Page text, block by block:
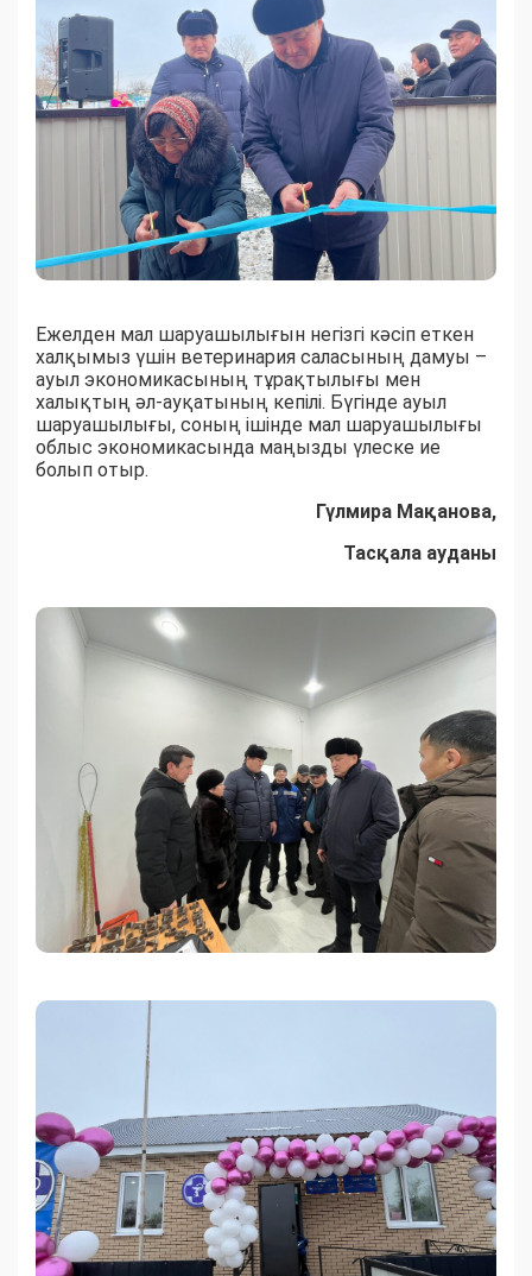
Ежелден мал шаруашылығын негізгі кәсіп еткен
халқымыз үшін ветеринария саласының дамуы –
ауыл экономикасының тұрақтылығы мен
халықтың әл-ауқатының кепілі. Бүгінде ауыл
шаруашылығы, соның ішінде мал шаруашылығы
облыс экономикасында маңызды үлеске ие
болып отыр.
Гүлмира Мақанова,
Тасқала ауданы